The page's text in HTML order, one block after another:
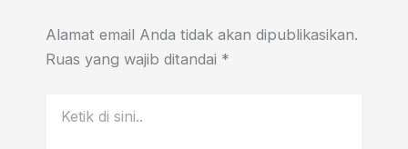
Alamat email Anda tidak akan dipublikasikan.
Ruas yang wajib ditandai *